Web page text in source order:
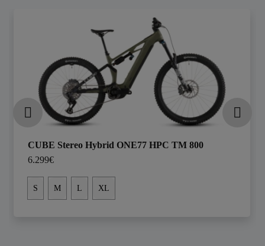
CUBE Stereo Hybrid ONE77 HPC TM 800
6.299€
S M L XL